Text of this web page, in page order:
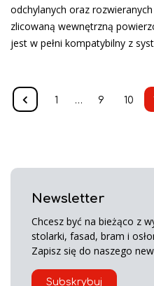
odchylanych oraz
zlicowaną wewnętrzną
jest w pełni kompatybilny z
1 … 9 10
Newsletter
Chcesz być na bieżąco z
stolarki, fasad, bram i
Zapisz się do naszego
Subskrybuj